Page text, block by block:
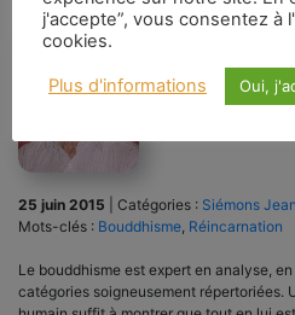
25 juin 2015 Catégories : Siémons
Mots-clés : Bouddhisme Réincarnation
Le bouddhisme est expert en analyse,
catégories soigneusement répertoriées.
j'accepte”, vous consentez à
cookies.
Plus d'informations Oui,